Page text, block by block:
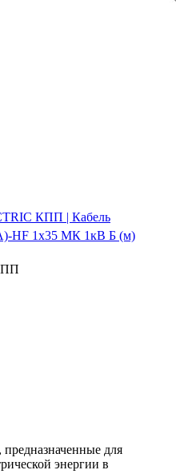
КПП | Кабель
HF 1х35 МК 1кВ Б (м)
для
энергии в